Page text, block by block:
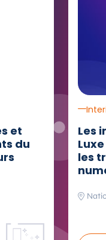
et
du
Les
les